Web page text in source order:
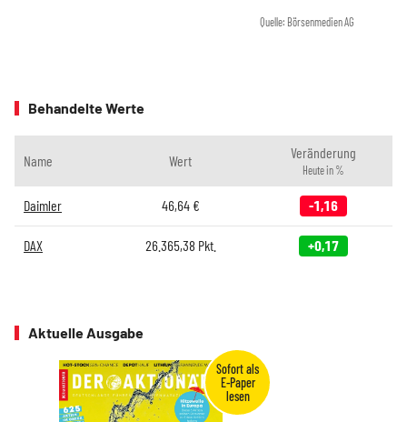
Quelle: Börsenmedien AG
Behandelte Werte
Name Wert Veränderung
Heute in %
Daimler 46,64€ -1,16
DAX 26.365,38 Pkt. +0,17
Aktuelle Ausgabe